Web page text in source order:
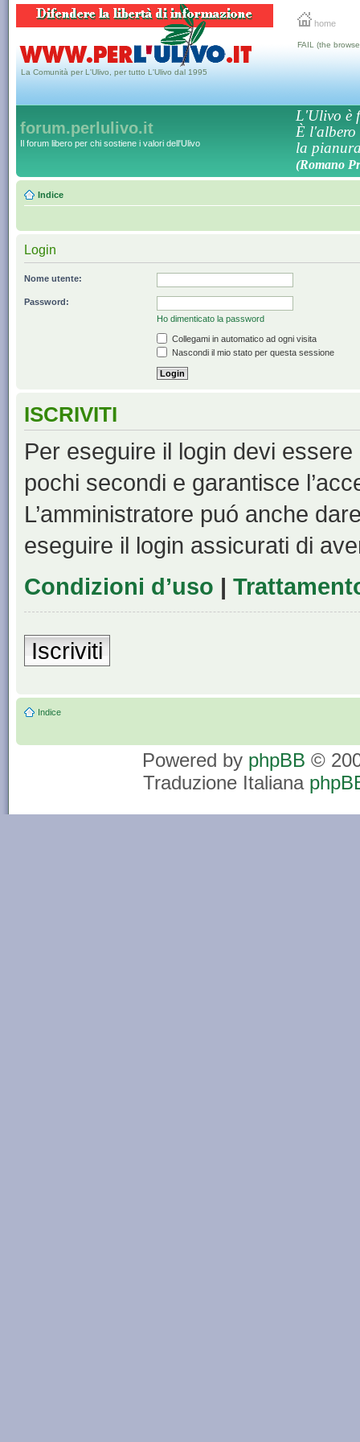
home
La Comunità per L'Ulivo, per tutto L'Ulivo dal 1995
FAIL (the
forum.perlulivo.it
Il forum libero per chi sostiene i valori dell'Ulivo
L'Ulivo è
È l'albero
la
(Romano
Indice
Login
Nome utente:
Password:
Ho dimenticato la password
Collegami in automatico ad ogni visita
Nascondi il mio stato per questa sessione
ISCRIVITI
Per eseguire il login devi
pochi secondi e garantisce
L’amministratore puó anche
eseguire il login assicurati di
Condizioni d’uso |
Iscriviti
Indice
Powered by phpBB ©
Traduzione Italiana